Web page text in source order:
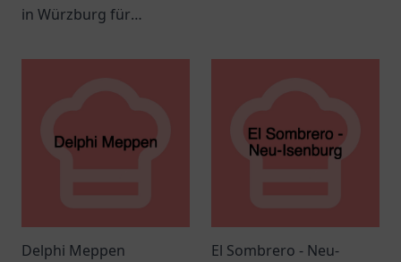
in Würzburg für
köstliche Kaffee-
italienischen Küche in
Delphi Meppen
El Sombrero - Neu-